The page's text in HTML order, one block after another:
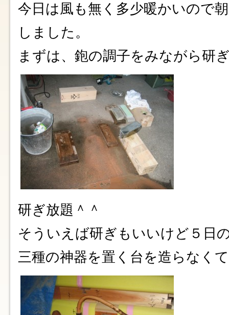
今日は風も無く多少暖かいので
しました。
まずは、鉋の調子をみながら研
研ぎ放題＾＾
そういえば研ぎもいいけど５日
三種の神器を置く台を造らなく